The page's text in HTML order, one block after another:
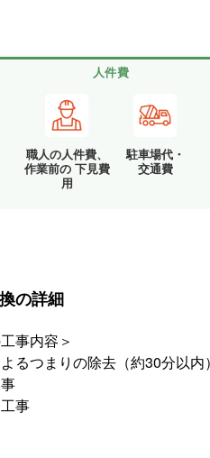
人件費
職人の人件費、
作業前の 下見費
用
駐車場代・
交通費
の詳細
事内容＞
るつまりの除去（約30分以内）
事